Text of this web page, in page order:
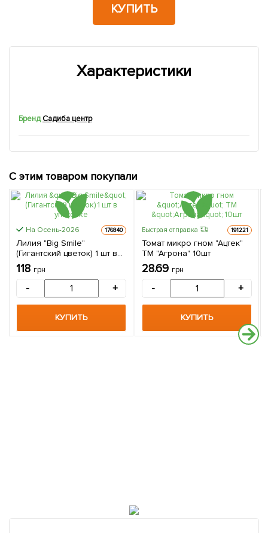
КУПИТЬ
Характеристики
Бренд Садиба центр
С этим товаром покупали
На Осень-2026 176840
Лилия "Big Smile"
(Гигантский цветок) 1 шт в
упаковке
118 грн
- +
КУПИТЬ
Быстрая отправка 191221
Томат микро гном "Ацтек"
ТМ "Агрона" 10шт
28.69 грн
- +
КУПИТЬ